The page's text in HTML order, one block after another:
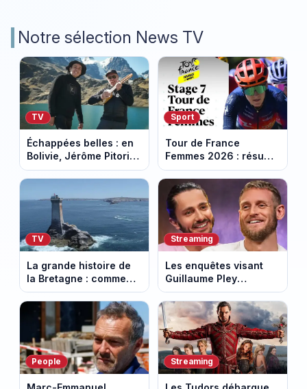
Notre sélection News TV
TV
Échappées belles : en
Bolivie, Jérôme Pitorin
découvre un pays où
chaque sommet se
mérite
Sport
Tour de France
Femmes 2026 : résumé
vidéo de la 7e étape
avec l'ascension du
Mont Ventoux
TV
La grande histoire de
la Bretagne : comment
les Bretons ont
défendu leur culture
au fil des décennies
Streaming
Les enquêtes visant
Guillaume Pley
poussent Ragnar Le
Breton à quitter la
tournée Legend
People Streaming